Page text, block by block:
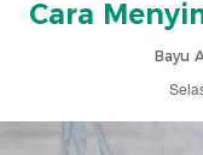
Cara
Bayu